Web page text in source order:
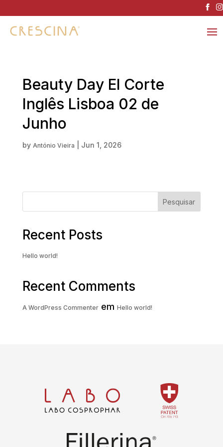
Beauty Day El Corte
Inglês Lisboa 02 de
Junho
by António Vieira Jun 1, 2026
Pesquisar
Recent Posts
Hello world!
Recent Comments
A WordPress Commenterem Hello world!